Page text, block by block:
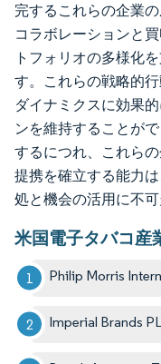
完するこれらの企業
コラボレーションと
トフォリオの多様化
す。これらの戦略的
ダイナミクスに効果
ンを維持することが
するにつれ、これら
提携を確立する能力
処と機会の活用に不可
米国電子タバコ産
Philip Morris
Imperial Brands